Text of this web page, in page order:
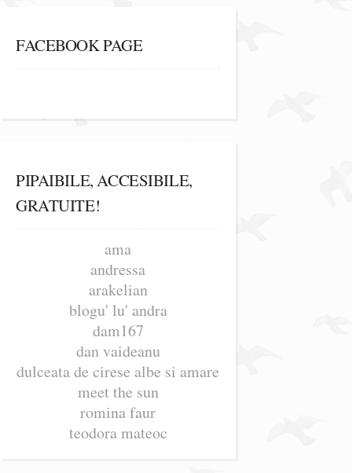
FACEBOOK PAGE
PIPAIBILE, ACCESIBILE,
GRATUITE!
ama
andressa
arakelian
blogu' lu' andra
dam167
dan vaideanu
dulceata de cirese albe si amare
meet the sun
romina faur
teodora mateoc